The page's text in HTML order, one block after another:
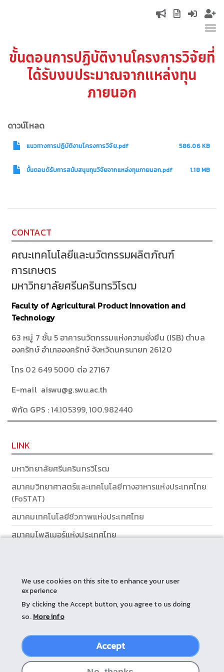
content
navigation
ขั้นตอนการปฏิบัติงานโครงการวิจัยที่
ได้รับงบประมาณจากแหล่งทุน
ภายนอก
ดาวน์โหลด
แนวทางการปฏิบัติงานโครงการวิจัย.pdf 586.06 KB
ขั้นตอนด้รับการสนับสนุนทุนวิจัยจากแหล่งทุนภายนอก.pdf 1.18 MB
CONTACT
คณะเทคโนโลยีและนวัตกรรมผลิตภัณฑ์
การเกษตร
มหาวิทยาลัยศรีนครินทรวิโรฒ
Faculty of Agricultural Product Innovation and
Technology
63 หมู่ 7 ชั้น 5 อาคารนวัตกรรมแห่งความยั่งยืน (ISB) ตำบล
องครักษ์ อำเภอองครักษ์ จังหวัดนครนายก 26120
โทร 02 649 5000 ต่อ 27167
E-mail aiswu@g.swu.ac.th
พิกัด GPS :14.105399, 100.982440
LINK
มหาวิทยาลัยศรีนครินทรวิโรฒ
สมาคมวิทยาศาสตร์และเทคโนโลยีทางอาหารแห่งประเทศไทย
(FoSTAT)
สมาคมเทคโนโลยีชีวภาพแห่งประเทศไทย
สมาคมโพลิเมอร์แห่งประเทศไทย
© 2026 by Srinakharinwirot University
We use cookies on this site to enhance your user
experience
By clicking the Accept button, you agree to us doing
so. More info
Accept